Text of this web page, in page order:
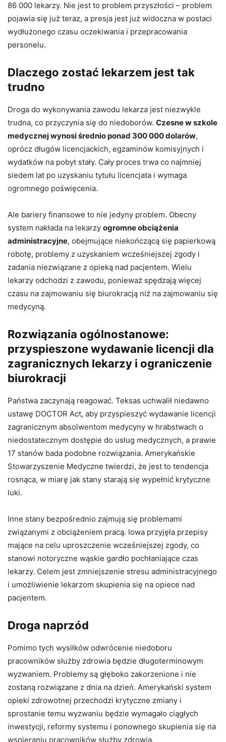
86 000 lekarzy. Nie jest to problem przyszłości – problem
pojawia się już teraz, a presja jest już widoczna w postaci
wydłużonego czasu oczekiwania i przepracowania
personelu.
Dlaczego zostać lekarzem jest tak
trudno
Droga do wykonywania zawodu lekarza jest niezwykle
trudna, co przyczynia się do niedoborów. Czesne w szkole
medycznej wynosi średnio ponad 300 000 dolarów,
oprócz długów licencjackich, egzaminów komisyjnych i
wydatków na pobyt stały. Cały proces trwa co najmniej
siedem lat po uzyskaniu tytułu licencjata i wymaga
ogromnego poświęcenia.
Ale bariery finansowe to nie jedyny problem. Obecny
system nakłada na lekarzy ogromne obciążenia
administracyjne, obejmujące niekończącą się papierkową
robotę, problemy z uzyskaniem wcześniejszej zgody i
zadania niezwiązane z opieką nad pacjentem. Wielu
lekarzy odchodzi z zawodu, ponieważ spędzają więcej
czasu na zajmowaniu się biurokracją niż na zajmowaniu się
medycyną.
Rozwiązania ogólnostanowe:
przyspieszone wydawanie licencji dla
zagranicznych lekarzy i ograniczenie
biurokracji
Państwa zaczynają reagować. Teksas uchwalił niedawno
ustawę DOCTOR Act, aby przyspieszyć wydawanie licencji
zagranicznym absolwentom medycyny w hrabstwach o
niedostatecznym dostępie do usług medycznych, a prawie
17 stanów bada podobne rozwiązania. Amerykańskie
Stowarzyszenie Medyczne twierdzi, że jest to tendencja
rosnąca, w miarę jak stany starają się wypełnić krytyczne
luki.
Inne stany bezpośrednio zajmują się problemami
związanymi z obciążeniem pracą. Iowa przyjęła przepisy
mające na celu uproszczenie wcześniejszej zgody, co
stanowi notoryczne wąskie gardło pochłaniające czas
lekarzy. Celem jest zmniejszenie stresu administracyjnego
i umożliwienie lekarzom skupienia się na opiece nad
pacjentem.
Droga naprzód
Pomimo tych wysiłków odwrócenie niedoboru
pracowników służby zdrowia będzie długoterminowym
wyzwaniem. Problemy są głęboko zakorzenione i nie
zostaną rozwiązane z dnia na dzień. Amerykański system
opieki zdrowotnej przechodzi krytyczne zmiany i
sprostanie temu wyzwaniu będzie wymagało ciągłych
inwestycji, reformy systemu i ponownego skupienia się na
wspieraniu pracowników służby zdrowia.